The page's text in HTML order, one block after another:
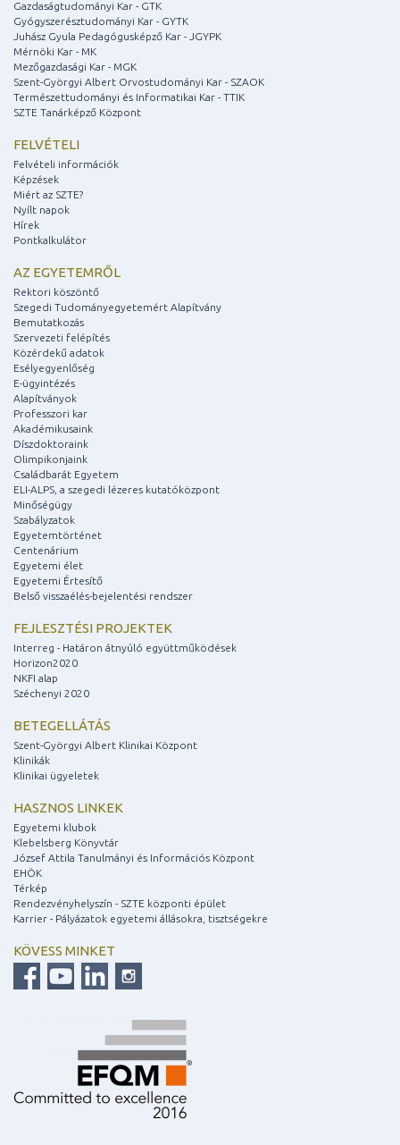
Gazdaságtudományi Kar - GTK
Gyógyszerésztudományi Kar - GYTK
Juhász Gyula Pedagógusképző Kar - JGYPK
Mérnöki Kar - MK
Mezőgazdasági Kar - MGK
Szent-Györgyi Albert Orvostudományi Kar - SZAOK
Természettudományi és Informatikai Kar - TTIK
SZTE Tanárképző Központ
FELVÉTELI
Felvételi információk
Képzések
Miért az SZTE?
Nyílt napok
Hírek
Pontkalkulátor
AZ EGYETEMRŐL
Rektori köszöntő
Szegedi Tudományegyetemért Alapítvány
Bemutatkozás
Szervezeti felépítés
Közérdekű adatok
Esélyegyenlőség
E-ügyintézés
Alapítványok
Professzori kar
Akadémikusaink
Díszdoktoraink
Olimpikonjaink
Családbarát Egyetem
ELI-ALPS, a szegedi lézeres kutatóközpont
Minőségügy
Szabályzatok
Egyetemtörténet
Centenárium
Egyetemi élet
Egyetemi Értesítő
Belső visszaélés-bejelentési rendszer
FEJLESZTÉSI PROJEKTEK
Interreg - Határon átnyúló együttműködések
Horizon2020
NKFI alap
Széchenyi 2020
BETEGELLÁTÁS
Szent-Györgyi Albert Klinikai Központ
Klinikák
Klinikai ügyeletek
HASZNOS LINKEK
Egyetemi klubok
Klebelsberg Könyvtár
József Attila Tanulmányi és Információs Központ
EHÖK
Térkép
Rendezvényhelyszín - SZTE központi épület
Karrier - Pályázatok egyetemi állásokra, tisztségekre
KÖVESS MINKET